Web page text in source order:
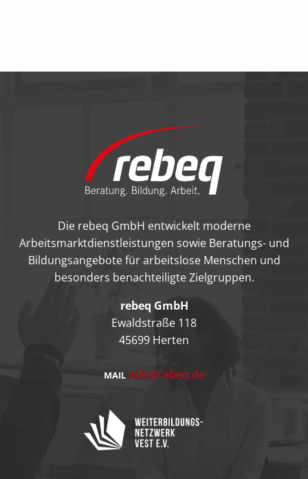
Die rebeq GmbH entwickelt moderne
Arbeitsmarktdienstleistungen sowie Beratungs- und
Bildungsangebote für arbeitslose Menschen und
besonders benachteiligte Zielgruppen.
rebeq GmbH
Ewaldstraße 118
45699 Herten
MAIL info@rebeq.de